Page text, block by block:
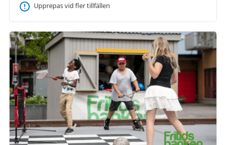
Upprepas vid fler tillfällen